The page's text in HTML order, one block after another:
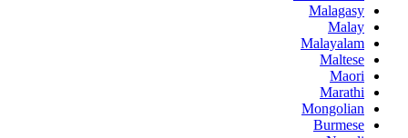
Malagasy
Malay
Malayalam
Maltese
Maori
Marathi
Mongolian
Burmese